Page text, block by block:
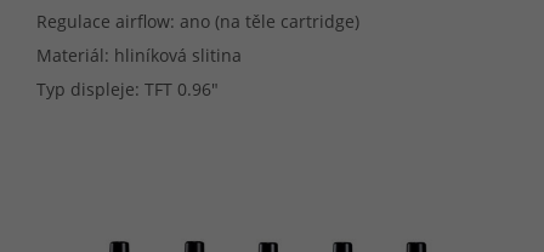
Regulace airflow: ano (na těle cartridge)
Materiál: hliníková slitina
Typ displeje: TFT 0.96"